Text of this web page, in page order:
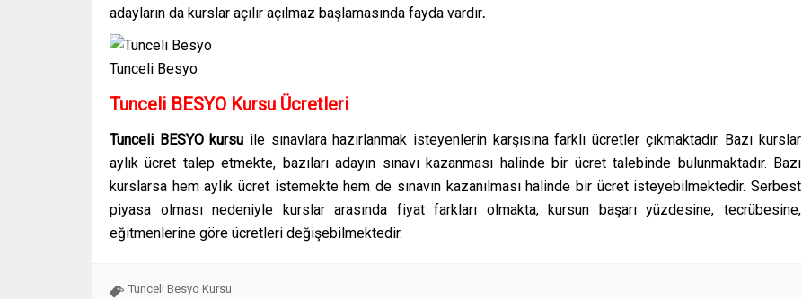
adayların da kurslar açılır açılmaz başlamasında fayda vardır.
Tunceli Besyo
Tunceli BESYO Kursu Ücretleri
Tunceli BESYO kursu ile sınavlara hazırlanmak isteyenlerin karşısına farklı ücretler çıkmaktadır. Bazı kurslar
aylık ücret talep etmekte, bazıları adayın sınavı kazanması halinde bir ücret talebinde bulunmaktadır. Bazı
kurslarsa hem aylık ücret istemekte hem de sınavın kazanılması halinde bir ücret isteyebilmektedir. Serbest
piyasa olması nedeniyle kurslar arasında fiyat farkları olmakta, kursun başarı yüzdesine, tecrübesine,
eğitmenlerine göre ücretleri değişebilmektedir.
Tunceli Besyo Kursu